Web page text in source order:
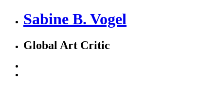
Sabine B. Vogel
Global Art Critic